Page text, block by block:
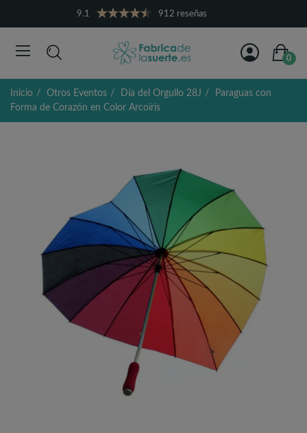
9.1 912 reseñas
0
Inicio Otros Eventos Día del Orgullo 28J
Paraguas con
Forma de Corazón en Color Arcoíris